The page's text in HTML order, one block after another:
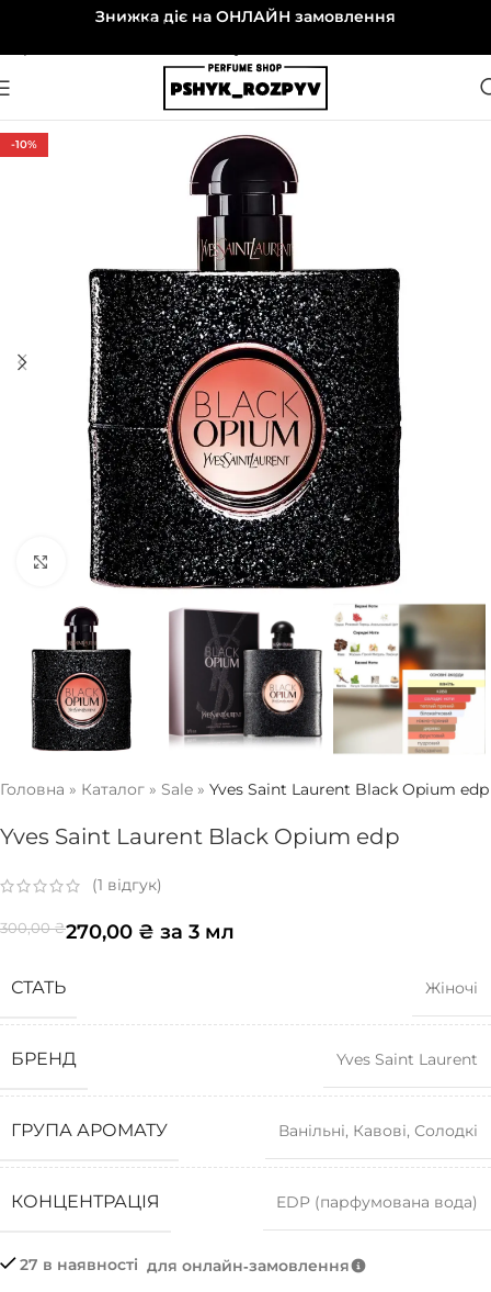
Перейти до навігаціїЗнижка діє на ОНЛАЙН замовлення
-10%
Натисніть, щоб збільшити
Головна » Каталог » Sale » Yves Saint Laurent Black Opium edp
Yves Saint Laurent Black Opium edp
(1 відгук)
300,00₴270,00 ₴ за 3 мл
СТАТЬ Жіночі
БРЕНД Yves Saint Laurent
ГРУПА АРОМАТУ Ванільні, Кавові, Солодкі
КОНЦЕНТРАЦІЯ EDP (парфумована вода)
27 в наявності для онлайн‑замовлення